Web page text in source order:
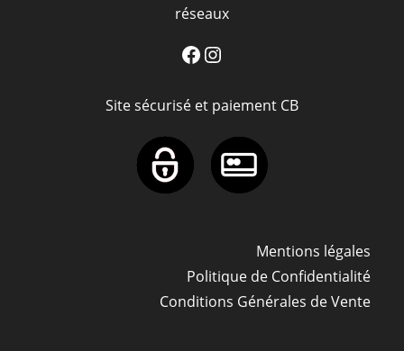
réseaux
FacebookInstagram
Site sécurisé et paiement CB
Mentions légales
Politique de Confidentialité
Conditions Générales de Vente